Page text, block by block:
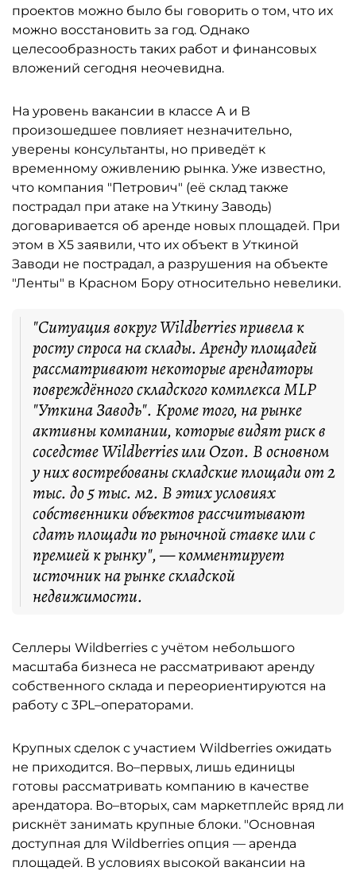
проектов можно было бы говорить о том, что их
можно восстановить за год. Однако
целесообразность таких работ и финансовых
вложений сегодня неочевидна.
На уровень вакансии в классе А и В
произошедшее повлияет незначительно,
уверены консультанты, но приведёт к
временному оживлению рынка. Уже известно,
что компания "Петрович" (её склад также
пострадал при атаке на Уткину Заводь)
договаривается об аренде новых площадей. При
этом в X5 заявили, что их объект в Уткиной
Заводи не пострадал, а разрушения на объекте
"Ленты" в Красном Бору относительно невелики.
"Ситуация вокруг Wildberries привела к
росту спроса на склады. Аренду площадей
рассматривают некоторые арендаторы
повреждённого складского комплекса MLP
"Уткина Заводь". Кроме того, на рынке
активны компании, которые видят риск в
соседстве Wildberries или Ozon. В основном
у них востребованы складские площади от 2
тыс. до 5 тыс. м2. В этих условиях
собственники объектов рассчитывают
сдать площади по рыночной ставке или с
премией к рынку", — комментирует
источник на рынке складской
недвижимости.
Селлеры Wildberries с учётом небольшого
масштаба бизнеса не рассматривают аренду
собственного склада и переориентируются на
работу с 3PL–операторами.
Крупных сделок с участием Wildberries ожидать
не приходится. Во–первых, лишь единицы
готовы рассматривать компанию в качестве
арендатора. Во–вторых, сам маркетплейс вряд ли
рискнёт занимать крупные блоки. "Основная
доступная для Wildberries опция — аренда
площадей. В условиях высокой вакансии на